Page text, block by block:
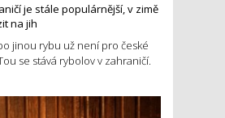
je stále populárnější, v zimě
na jih
jinou rybu už není pro české
se stává rybolov v zahraničí.